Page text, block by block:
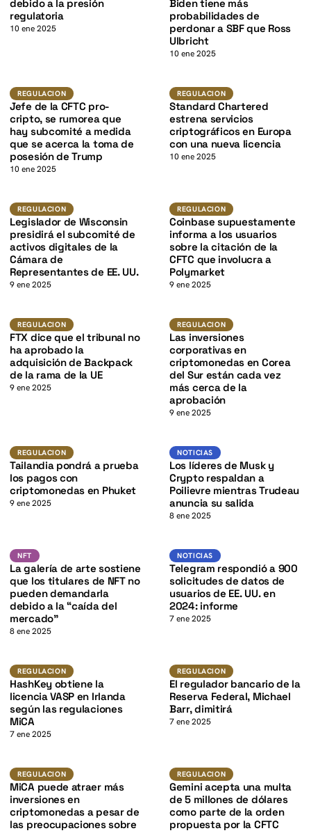
debido a la presión
regulatoria
10 ene 2025
Biden tiene más
probabilidades de
perdonar a SBF que Ross
Ulbricht
10 ene 2025
Regulacion
K
REGULACION
Jefe de la CFTC pro-
cripto, se rumorea que
hay subcomité a medida
que se acerca la toma de
posesión de Trump
10 ene 2025
Regulacion
REGULACION
Standard Chartered
estrena servicios
criptográficos en Europa
con una nueva licencia
10 ene 2025
Regulacion
K
REGULACION
Legislador de Wisconsin
presidirá el subcomité de
activos digitales de la
Cámara de
Representantes de EE. UU.
9 ene 2025
Regulacion
REGULACION
Coinbase supuestamente
informa a los usuarios
sobre la citación de la
CFTC que involucra a
Polymarket
9 ene 2025
Regulacion
K
REGULACION
FTX dice que el tribunal no
ha aprobado la
adquisición de Backpack
de la rama de la UE
9 ene 2025
Regulacion
REGULACION
Las inversiones
corporativas en
criptomonedas en Corea
del Sur están cada vez
más cerca de la
aprobación
9 ene 2025
Regulacion
K
REGULACION
Tailandia pondrá a prueba
los pagos con
criptomonedas en Phuket
9 ene 2025
Noticias
NOTICIAS
Los líderes de Musk y
Crypto respaldan a
Poilievre mientras Trudeau
anuncia su salida
8 ene 2025
NFT K
NFT
La galería de arte sostiene
que los titulares de NFT no
pueden demandarla
debido a la “caída del
mercado”
8 ene 2025
Noticias
NOTICIAS
Telegram respondió a 900
solicitudes de datos de
usuarios de EE. UU. en
2024: informe
7 ene 2025
Regulacion
K
REGULACION
HashKey obtiene la
licencia VASP en Irlanda
según las regulaciones
MiCA
7 ene 2025
Regulacion
REGULACION
El regulador bancario de la
Reserva Federal, Michael
Barr, dimitirá
7 ene 2025
Regulacion
K
REGULACION
MiCA puede atraer más
inversiones en
criptomonedas a pesar de
las preocupaciones sobre
Regulacion
REGULACION
Gemini acepta una multa
de 5 millones de dólares
como parte de la orden
propuesta por la CFTC